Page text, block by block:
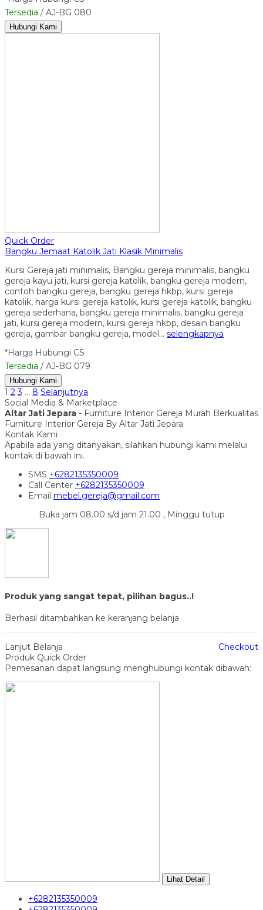
Tersedia / AJ-BG 080
Hubungi Kami
Quick Order
Bangku Jemaat Katolik Jati Klasik Minimalis
Kursi Gereja jati minimalis, Bangku gereja minimalis, bangku
gereja kayu jati, kursi gereja katolik, bangku gereja modern,
contoh bangku gereja, bangku gereja hkbp, kursi gereja
katolik, harga kursi gereja katolik, kursi gereja katolik, bangku
gereja sederhana, bangku gereja minimalis, bangku gereja
jati, kursi gereja modern, kursi gereja hkbp, desain bangku
gereja, gambar bangku gereja, model… selengkapnya
*Harga Hubungi CS
Tersedia / AJ-BG 079
Hubungi Kami
1 2 3 … 8 Selanjutnya
Social Media & Marketplace
Altar Jati Jepara - Furniture Interior Gereja Murah Berkualitas
Furniture Interior Gereja By Altar Jati Jepara
Kontak Kami
Apabila ada yang ditanyakan, silahkan hubungi kami melalui
kontak di bawah ini.
SMS +6282135350009
Call Center +6282135350009
Email mebel.gereja@gmail.com
Buka jam 08.00 s/d jam 21.00 , Minggu tutup
Produk yang sangat tepat, pilihan bagus..!
Berhasil ditambahkan ke keranjang belanja
Lanjut Belanja
Checkout
Produk Quick Order
Pemesanan dapat langsung menghubungi kontak dibawah:
Lihat Detail
+6282135350009